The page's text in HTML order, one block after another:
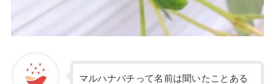
マルハナバチって名前は聞いたことある